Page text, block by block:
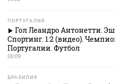
ПОРТУГАЛИЯ
Гол Леандро Антонетти.
Спортинг. 1:2 (видео).
Португалии. Футбол
00:09
БРАЗИЛИЯ